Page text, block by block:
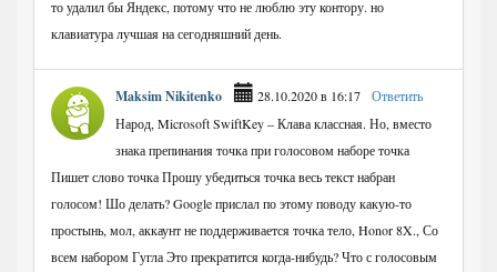
то удалил бы Яндекс, потому что не люблю эту контору. но
клавиатура лучшая на сегодняшний день.
Maksim Nikitenko 28.10.2020 в 16:17
Ответить
Народ, Microsoft SwiftKey – Клава классная. Но, вместо
знака препинания точка при голосовом наборе точка
Пишет слово точка Прошу убедиться точка весь текст набран
голосом! Шо делать? Google прислал по этому поводу какую-то
простынь, мол, аккаунт не поддерживается точка тело, Honor 8X., Со
всем набором Гугла Это прекратится когда-нибудь? Что с голосовым